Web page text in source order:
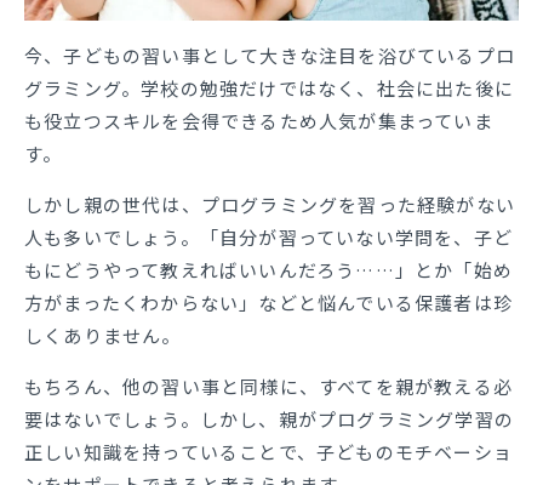
今、子どもの習い事として大きな注目を浴びているプロ
グラミング。学校の勉強だけではなく、社会に出た後に
も役立つスキルを会得できるため人気が集まっていま
す。
しかし親の世代は、プログラミングを習った経験がない
人も多いでしょう。「自分が習っていない学問を、子ど
もにどうやって教えればいいんだろう……」とか「始め
方がまったくわからない」などと悩んでいる保護者は珍
しくありません。
もちろん、他の習い事と同様に、すべてを親が教える必
要はないでしょう。しかし、親がプログラミング学習の
正しい知識を持っていることで、子どものモチベーショ